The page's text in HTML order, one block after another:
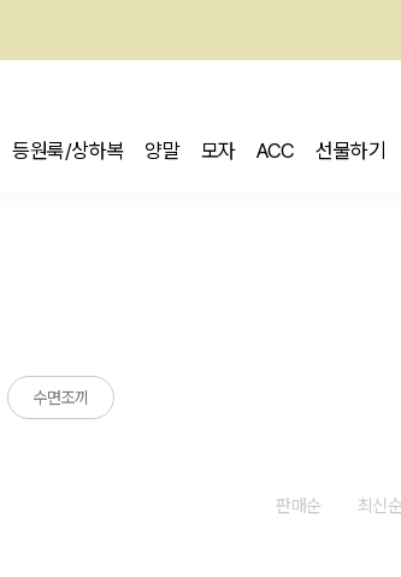
등원룩/상하복 양말 모자 ACC 선물하기
수면조끼
판매순 최신순